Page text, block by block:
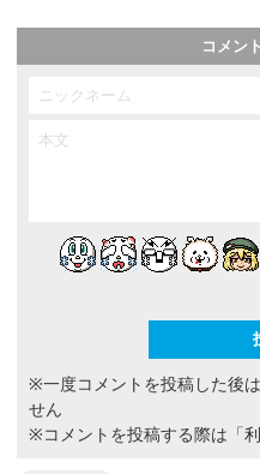
コメン
※一度コメントを投稿した後
せん
※コメントを投稿する際は 「